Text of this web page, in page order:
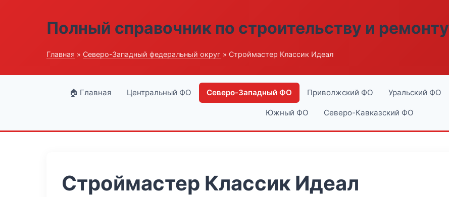
Полный справочник по строительству и ремонту
Главная » Северо-Западный федеральный округ » Строймастер Классик Идеал
🏠 Главная Центральный ФО Северо-Западный ФО Приволжский ФО Уральский ФО
Южный ФО Северо-Кавказский ФО
Строймастер Классик Идеал